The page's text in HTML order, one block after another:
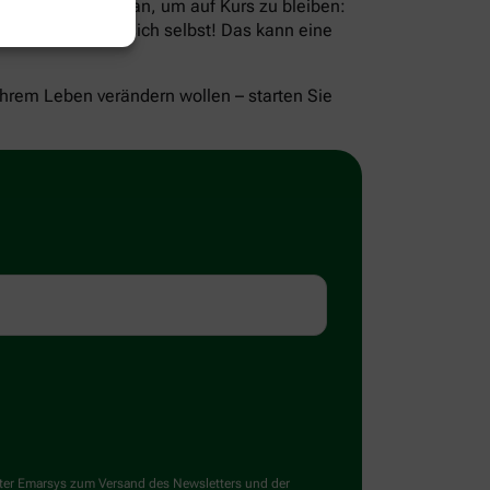
sich einen Plan, um auf Kurs zu bleiben:
Belohnen Sie sich selbst! Das kann eine
Leben verändern wollen – starten Sie
Emarsys zum Versand des Newsletters und der